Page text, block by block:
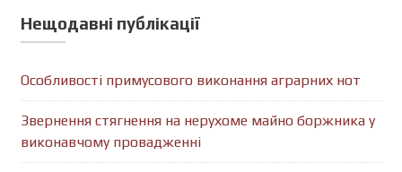
Нещодавні публікації
Особливості примусового виконання аграрних нот
Звернення стягнення на нерухоме майно боржника у
виконавчому провадженні